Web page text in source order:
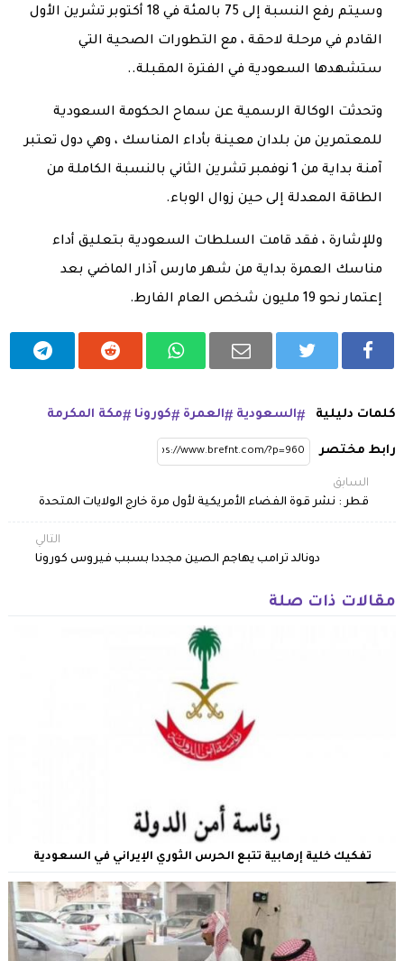
وسيتم رفع النسبة إلى 75 بالمئة في 18 أكتوبر تشرين الأول
القادم في مرحلة لاحقة ، مع التطورات الصحية التي
ستشهدها السعودية في الفترة المقبلة..
وتحدثت الوكالة الرسمية عن سماح الحكومة السعودية
للمعتمرين من بلدان معينة بأداء المناسك ، وهي دول تعتبر
آمنة بداية من 1 نوفمبر تشرين الثاني بالنسبة الكاملة من
الطاقة المعدلة إلى حين زوال الوباء.
وللإشارة ، فقد قامت السلطات السعودية بتعليق أداء
مناسك العمرة بداية من شهر مارس آذار الماضي بعد
إعتمار نحو 19 مليون شخص العام الفارط.
كلمات دليلية السعودية العمرة كورونا مكة المكرمة
رابط مختصر
السابق
قطر : نشر قوة الفضاء الأمريكية لأول مرة خارج الولايات المتحدة
التالي
دونالد ترامب يهاجم الصين مجددا بسبب فيروس كورونا
مقالات ذات صلة
تفكيك خلية إرهابية تتبع الحرس الثوري الإيراني في السعودية